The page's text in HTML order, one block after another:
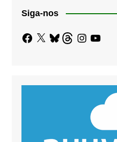
Siga-nos
Facebook
X BlueskyThreadsInstagram
YouTube